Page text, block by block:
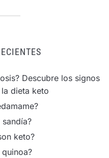
Descubre los signos
dieta keto
sandía?
keto?